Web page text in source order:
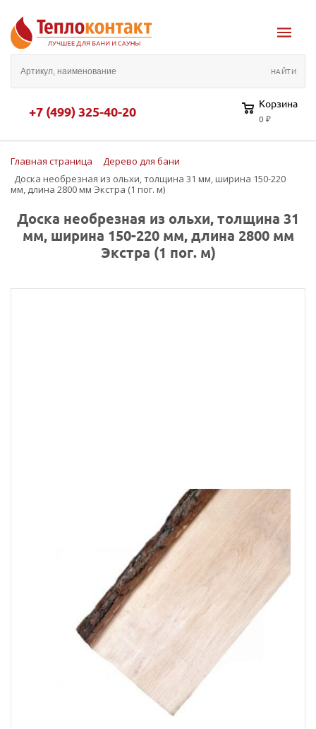
+7 (499) 325-40-20 Корзина
0 ₽
Главная страница
Дерево для бани
Доска необрезная из ольхи, толщина 31 мм, ширина 150-220
мм, длина 2800 мм Экстра (1 пог. м)
Доска необрезная из ольхи, толщина 31
мм, ширина 150-220 мм, длина 2800 мм
Экстра (1 пог. м)